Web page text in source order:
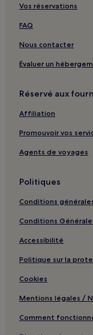
Vos réservations
FAQ
Nous contacter
Évaluer un
Réservé aux
Affiliation
Promouvoir vos
Agents de voyages
Politiques
Conditions
Conditions
Accessibilité
Politique sur la
Cookies
Mentions légales /
Comment